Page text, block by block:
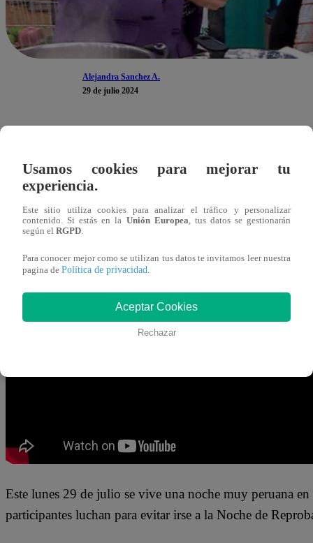
Alejandra Sanchez A.
29 de julio 2024
Academia
”, haber practicado duramente en mejorar su
hecho distintos platos peruanos que le servirían para
Patrias.
He preparado ceviche, huancaína, ocopa, lomo
cambien de opinión después porque yo haya preparado
Incluso, el chef Giacomo Bocchio aseguró haber visto
en sus redes sociales haciendo ceviche”, aseguró el
con este tamaño chiquitito se las trae”, agregó Vanessa
Este lunes 29 de julio se vive una noche muy peruana
participantes luchan para evitar irse a la Noche de
Usamos cookies para mejorar tu
experiencia.
Este sitio utiliza cookies para analizar el tráfico y personalizar
contenido. Si estás en la Unión Europea , tus datos se gestionarán
según el RGPD
Para conocer mejor como se utilizan tus datos te invitamos leer nuestra
pagina de Política de privacidad
Aceptar Cookies
Rechazar